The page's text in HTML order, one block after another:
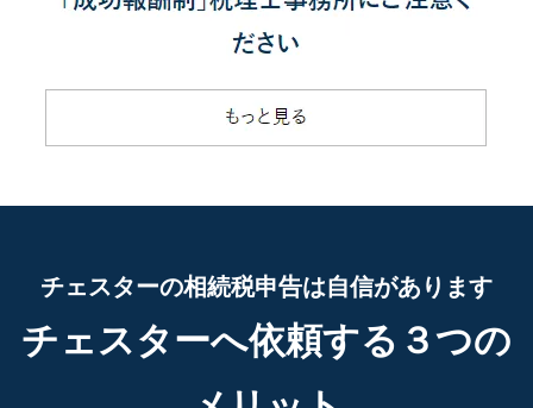
チェスターの相続税申告は自信があります
チェスターへ依頼する３つの